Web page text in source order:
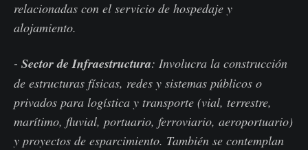
relacionadas con el servicio de hospedaje y
alojamiento.
- Sector de Infraestructura: Involucra la construcción
de estructuras físicas, redes y sistemas públicos o
privados para logística y transporte (vial, terrestre,
marítimo, fluvial, portuario, ferroviario, aeroportuario)
y proyectos de esparcimiento. También se contemplan